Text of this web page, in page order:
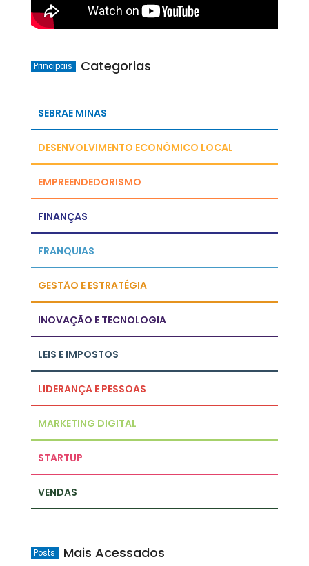
Principais Categorias
SEBRAE MINAS
DESENVOLVIMENTO ECONÔMICO LOCAL
EMPREENDEDORISMO
FINANÇAS
FRANQUIAS
GESTÃO E ESTRATÉGIA
INOVAÇÃO E TECNOLOGIA
LEIS E IMPOSTOS
LIDERANÇA E PESSOAS
MARKETING DIGITAL
STARTUP
VENDAS
Posts Mais Acessados